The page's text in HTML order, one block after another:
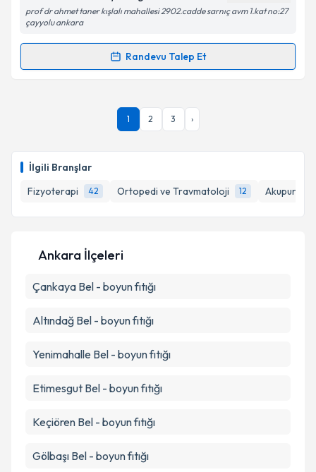
İlgili Branşlar
Fizyoterapi
42 Ortopedi ve Travmatoloji 12 Akupunktur
Metni'ni okudum ve kişisel verilerimin belirtilen
kapsamda işlenmesini kabul ediyorum.
Takvim Talebini Gönder
prof dr ahmet taner kışlalı mahallesi 2902.cadde sarnıç avm 1.kat no:27
çayyolu ankara
Randevu Talep Et
Randevu Takvimi Talebi
Fzt. Zeynep Korkmaziçin randevu takvimi talebi
oluşturun. Size bu uzmandan randevu almanız için bir
E-posta Adresiniz
Metni'ni okudum ve kişisel verilerimin belirtilen
kapsamda işlenmesini kabul ediyorum.
1 2 3 ›
Ankara İlçeleri
Çankaya Bel - boyun fıtığı
Altındağ Bel - boyun fıtığı
Yenimahalle Bel - boyun fıtığı
Etimesgut Bel - boyun fıtığı
Keçiören Bel - boyun fıtığı
Gölbaşı Bel - boyun fıtığı